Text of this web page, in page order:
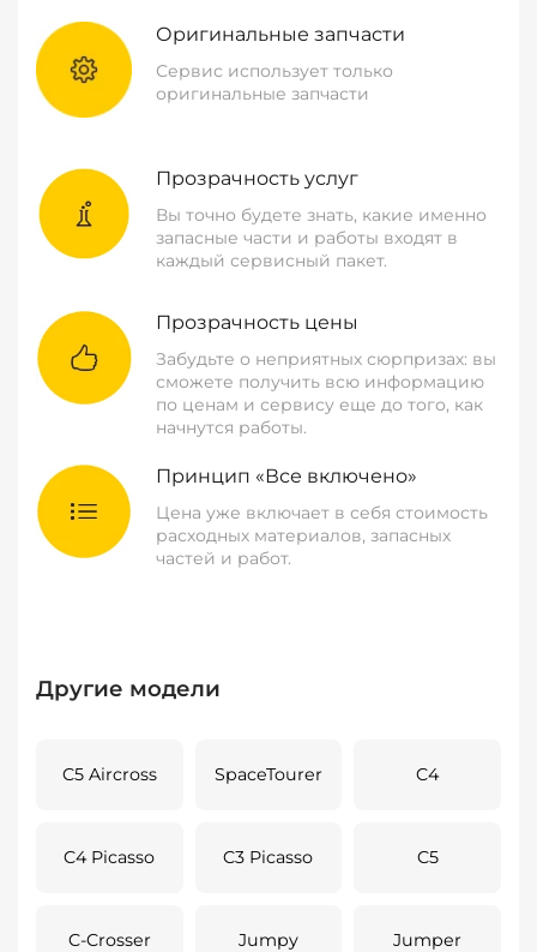
Оригинальные запчасти
Сервис использует только
оригинальные запчасти
Прозрачность услуг
Вы точно будете знать, какие именно
запасные части и работы входят в
каждый сервисный пакет.
Прозрачность цены
Забудьте о неприятных сюрпризах: вы
сможете получить всю информацию
по ценам и сервису еще до того, как
начнутся работы.
Принцип «Все включено»
Цена уже включает в себя стоимость
расходных материалов, запасных
частей и работ.
Другие модели
C5 Aircross SpaceTourer C4
C4 Picasso C3 Picasso C5
C-Crosser Jumpy Jumper